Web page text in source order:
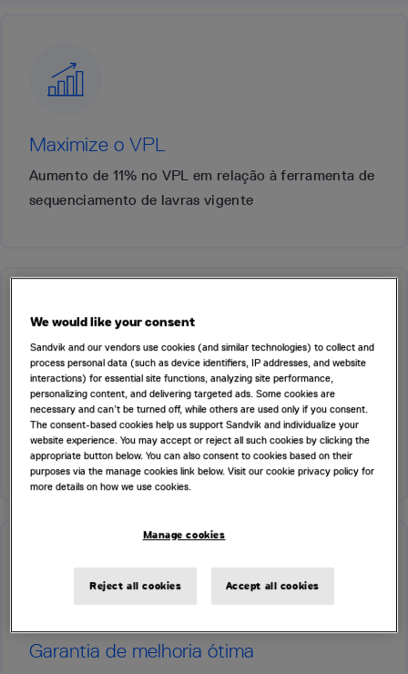
Maximize o VPL
Aumento de 11% no VPL em relação à ferramenta de
sequenciamento de lavras vigente
Economia de tempo
Reduza o tempo de resolução de 38 horas para 2
horas em uma única execução
Garantia de melhoria ótima
We would like your consent
Sandvik and our vendors use cookies (and similar technologies) to collect and
process personal data (such as device identifiers, IP addresses, and website
interactions) for essential site functions, analyzing site performance,
personalizing content, and delivering targeted ads. Some cookies are
necessary and can’t be turned off, while others are used only if you consent.
The consent-based cookies help us support Sandvik and individualize your
website experience. You may accept or reject all such cookies by clicking the
appropriate button below. You can also consent to cookies based on their
purposes via the manage cookies link below. Visit our cookie privacy policy for
more details on how we use cookies.
Manage cookies
Reject all cookies Accept all cookies